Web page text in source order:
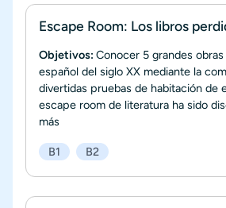
Escape Room: Los libros
Objetivos: Conocer 5 grandes
español del siglo XX mediante la
divertidas pruebas de habitación de
escape room de literatura ha sido
más
B1 B2